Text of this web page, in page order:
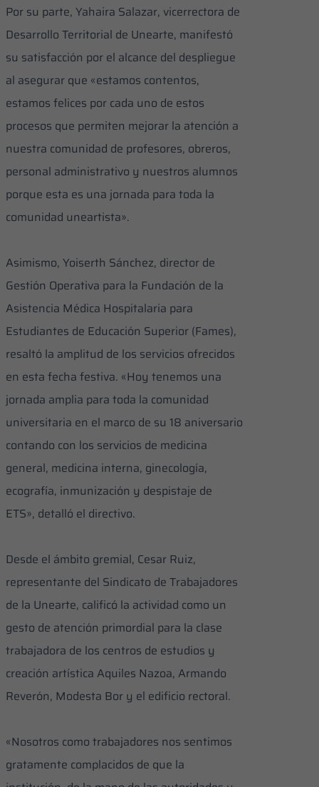
Por su parte, Yahaira Salazar, vicerrectora de
Desarrollo Territorial de Unearte, manifestó
su satisfacción por el alcance del despliegue
al asegurar que «estamos contentos,
estamos felices por cada uno de estos
procesos que permiten mejorar la atención a
nuestra comunidad de profesores, obreros,
personal administrativo y nuestros alumnos
porque esta es una jornada para toda la
comunidad uneartista».
​Asimismo, Yoiserth Sánchez, director de
Gestión Operativa para la Fundación de la
Asistencia Médica Hospitalaria para
Estudiantes de Educación Superior (Fames),
resaltó la amplitud de los servicios ofrecidos
en esta fecha festiva. «Hoy tenemos una
jornada amplia para toda la comunidad
universitaria en el marco de su 18 aniversario
contando con los servicios de medicina
general, medicina interna, ginecología,
ecografía, inmunización y despistaje de
ETS», detalló el directivo.
Desde el ámbito gremial, Cesar Ruiz,
representante del Sindicato de Trabajadores
de la Unearte, calificó la actividad como un
gesto de atención primordial para la clase
trabajadora de los centros de estudios y
creación artística Aquiles Nazoa, Armando
Reverón, Modesta Bor y el edificio rectoral.
«Nosotros como trabajadores nos sentimos
gratamente complacidos de que la